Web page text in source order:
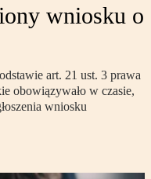
wniosku o
art. 21 ust. 3 prawa
obowiązywało w czasie,
wniosku